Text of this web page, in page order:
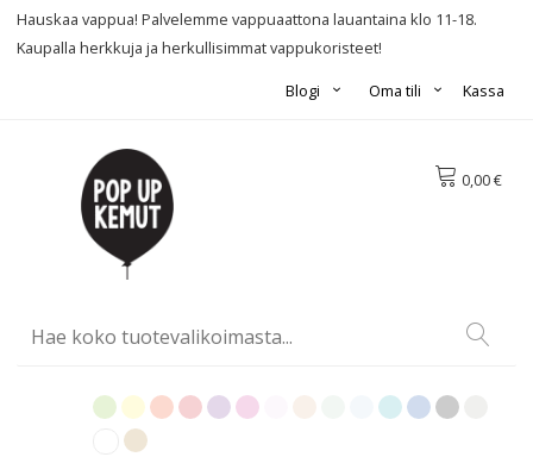
Hauskaa vappua! Palvelemme vappuaattona lauantaina klo 11-18.
Kaupalla herkkuja ja herkullisimmat vappukoristeet!
Kassa
Oma tili
Blogi
0,00 €